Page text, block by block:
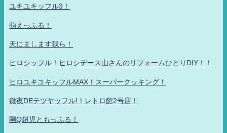
ユキユキッフル3！
萌えっふる！
天にまします我ら！
ヒロシッフル！ヒロシデース山さんのリフォームひとりDIY！！
ヒロユキユキッフルMAX！スーパークッキング！
徹夜DEテツヤッフル!！レトロ館2号店！
剛Q超児ともっふる！